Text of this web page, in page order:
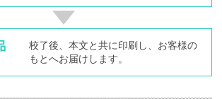
校了後、本文と共に印刷し、お客様の
もとへお届けします。